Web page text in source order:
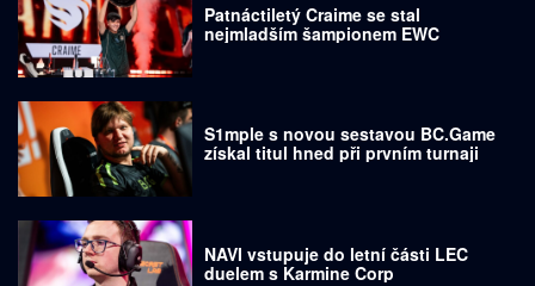
Patnáctiletý Craime se stal
nejmladším šampionem EWC
S1mple s novou sestavou BC.Game
získal titul hned při prvním turnaji
NAVI vstupuje do letní části LEC
duelem s Karmine Corp